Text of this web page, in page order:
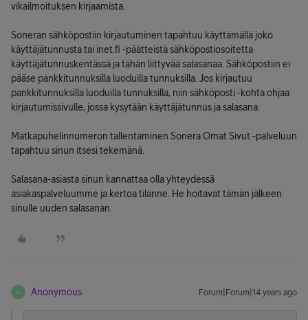
vikailmoituksen kirjaamista.
Soneran sähköpostiin kirjautuminen tapahtuu käyttämällä joko
käyttäjätunnusta tai inet.fi -päätteistä sähköpostiosoitetta
käyttäjätunnuskentässä ja tähän liittyvää salasanaa. Sähköpostiin ei
pääse pankkitunnuksilla luoduilla tunnuksilla. Jos kirjautuu
pankkitunnuksilla luoduilla tunnuksilla, niin sähköposti -kohta ohjaa
kirjautumissivulle, jossa kysytään käyttäjätunnus ja salasana.
Matkapuhelinnumeron tallentaminen Sonera Omat Sivut -palveluun
tapahtuu sinun itsesi tekemänä.
Salasana-asiasta sinun kannattaa olla yhteydessä
asiakaspalveluumme ja kertoa tilanne. He hoitavat tämän jälkeen
sinulle uuden salasanan.
A Anonymous Forum|Forum|14 years ago